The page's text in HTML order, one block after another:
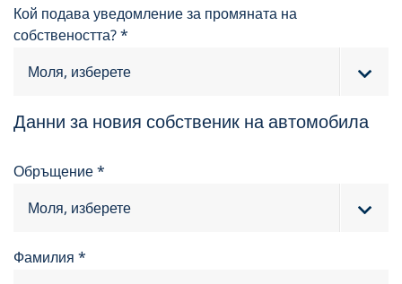
Кой подава уведомление за промяната на
собствеността?*
Данни за новия собственик на автомобила
Обръщение*
Фамилия *